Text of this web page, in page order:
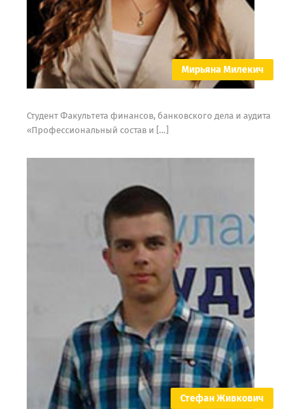
Мирьяна Милекич
Студент Факультета финансов, банковского дела и аудита
«Профессиональный состав и […]
Стефан Живкович